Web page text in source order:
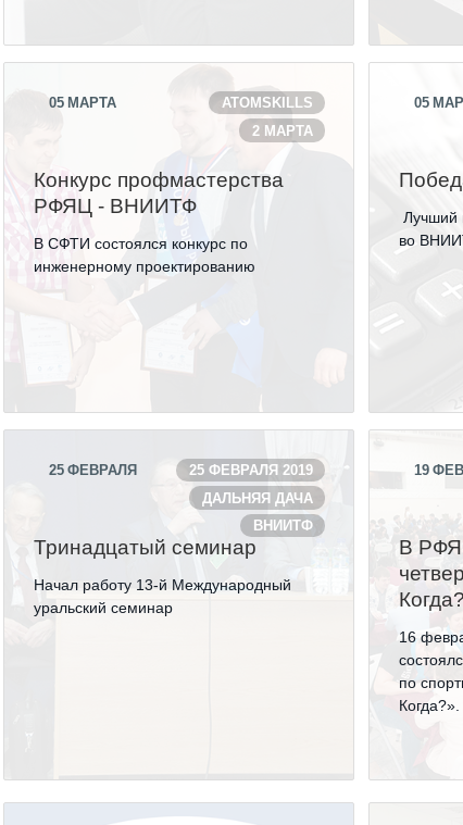
ОБРАЗОВАНИЕ/КАРЬЕРА
Будущим сотрудникам
СФТИ НИЯУ МИФИ
Спецкафедра УРФУ
Школа молодого специалиста
Новый Снежинск
Оформление анкетного
Практика для студентов
05 МАРТА
ATOMSKILLS
2 МАРТА
Конкурс профмастерства
РФЯЦ - ВНИИТФ
В СФТИ состоялся конкурс по
инженерному проектированию
05
Лучший
во
25 ФЕВРАЛЯ
25 ФЕВРАЛЯ 2019
ДАЛЬНЯЯ ДАЧА
ВНИИТФ
Тринадцатый семинар
Начал работу 13-й Международный
уральский семинар
19
В
16
по
Когда?».